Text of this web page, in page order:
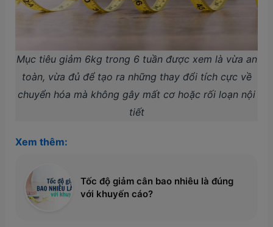
Mục tiêu giảm 6kg trong 6 tuần được xem là vừa an
toàn, vừa đủ để tạo ra những thay đổi tích cực về
chuyển hóa mà không gây mất cơ hoặc rối loạn nội
tiết
Xem thêm:
Tốc độ giảm cân bao nhiêu là đúng
với khuyến cáo?